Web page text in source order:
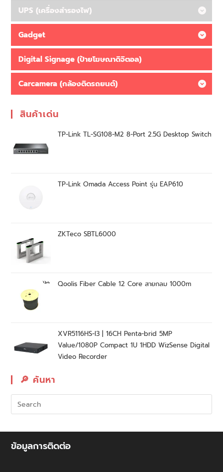
UPS (เครื่องสำรองไฟ)
Gadget
Digital Signage (ป้ายโฆษณาดิจิตอล)
Carcamera (กล้องติดรถยนต์)
สินค้าเด่น
TP-Link TL-SG108-M2 8-Port 2.5G Desktop Switch
TP-Link Omada Access Point รุ่น EAP610
ZKTeco SBTL6000
Qoolis Fiber Cable 12 Core สายกลม 1000m
XVR5116HS-I3 | 16CH Penta-brid 5MP
Value/1080P Compact 1U 1HDD WizSense Digital
Video Recorder
🔎︎ ค้นหา
ข้อมูลการติดต่อ